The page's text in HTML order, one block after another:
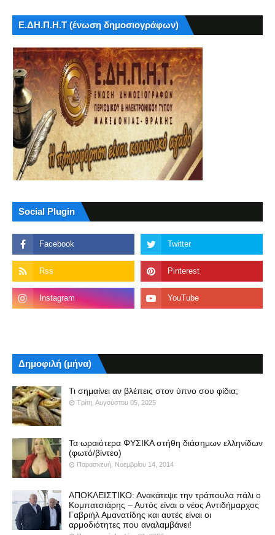
Ε.ΔΗ.Π.Η.Τ (ένωση δημοσιογράφων)
Social Plugin
Δημοφιλή (μήνα)
Τι σημαίνει αν βλέπεις στον ύπνο σου φίδια;
Τρίτη, Αυγούστου 05, 2025
Τα ωραιότερα ΦΥΣΙΚΑ στήθη διάσημων ελληνίδων
(φωτό/βίντεο)
Παρασκευή, Νοεμβρίου 14, 2014
ΑΠΟΚΛΕΙΣΤΙΚΟ: Ανακάτεψε την τράπουλα πάλι ο
Κομπατσιάρης – Αυτός είναι ο νέος Αντιδήμαρχος
Γαβριήλ Αμανατίδης και αυτές είναι οι
αρμοδιότητες που αναλαμβάνει!